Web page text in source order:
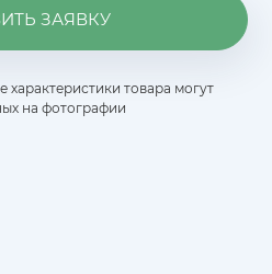
ЗАЯВКУ
товара могут
на фотографии